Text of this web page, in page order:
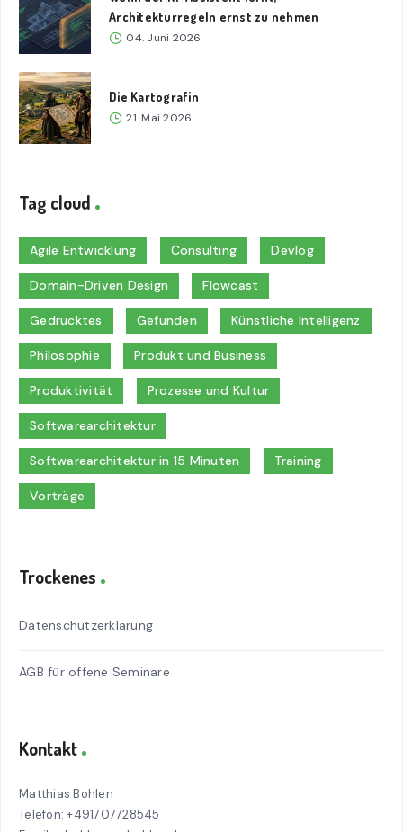
Architekturregeln ernst zu nehmen
04. Juni 2026
Die Kartografin
21. Mai 2026
Tag cloud
Agile Entwicklung Consulting Devlog
Domain-Driven Design Flowcast
Gedrucktes Gefunden Künstliche Intelligenz
Philosophie Produkt und Business
Produktivität Prozesse und Kultur
Softwarearchitektur
Softwarearchitektur in 15 Minuten Training
Vorträge
Trockenes
Datenschutzerklärung
AGB für offene Seminare
Kontakt
Matthias Bohlen
Telefon: +491707728545